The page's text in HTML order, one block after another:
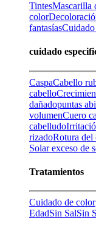
TintesMascarilla
color
fantasías
cuidado
CaspaCabello
cabello
dañadopuntas
volumenCuero
cabelludo
rizadoRotura del
Solarexceso de
Tratamientos
Cuidado de color
EdadSin SalSin